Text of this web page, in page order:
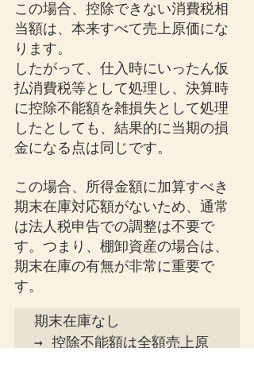
この場合、控除できない消費税相
当額は、本来すべて売上原価にな
ります。
したがって、仕入時にいったん仮
払消費税等として処理し、決算時
に控除不能額を雑損失として処理
したとしても、結果的に当期の損
金になる点は同じです。
この場合、所得金額に加算すべき
期末在庫対応額がないため、通常
は法人税申告での調整は不要で
す。つまり、棚卸資産の場合は、
期末在庫の有無が非常に重要で
す。
期末在庫なし
→ 控除不能額は全額売上原